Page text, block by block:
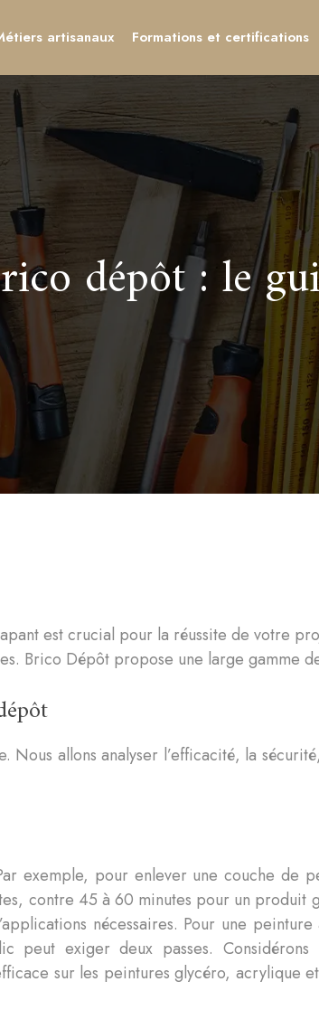
artisanaux Formations et certifications
dépôt : le
est crucial pour la réussite de votre
Brico Dépôt propose une large gamme
allons analyser l’efficacité, la
exemple, pour enlever une couche de
contre 45 à 60 minutes pour un produit
nécessaires. Pour une
peut exiger deux passes.
sur les peintures glycéro, acrylique